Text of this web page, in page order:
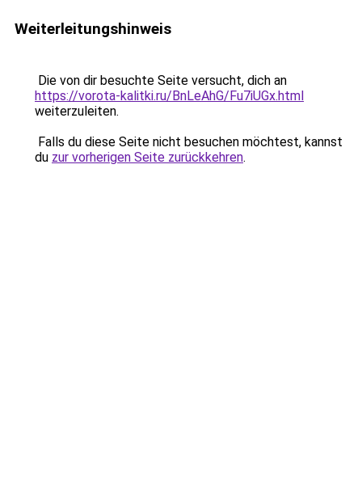
Weiterleitungshinweis
Die von dir besuchte Seite versucht, dich an
https://vorota-kalitki.ru/BnLeAhG/Fu7iUGx.html
weiterzuleiten.
Falls du diese Seite nicht besuchen möchtest, kannst
du zur vorherigen Seite zurückkehren.